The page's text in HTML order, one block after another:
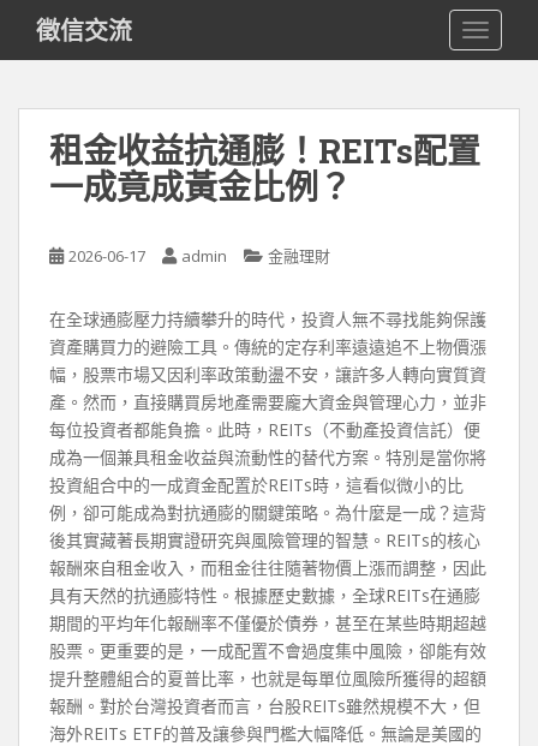
i
徵信交流
租金收益抗通膨！REITs配置
一成竟成黃金比例？
2026-06-17 admin 金融理財
在全球通膨壓力持續攀升的時代，投資人無不尋找能夠保護
資產購買力的避險工具。傳統的定存利率遠遠追不上物價漲
幅，股票市場又因利率政策動盪不安，讓許多人轉向實質資
產。然而，直接購買房地產需要龐大資金與管理心力，並非
每位投資者都能負擔。此時，REITs（不動產投資信託）便
成為一個兼具租金收益與流動性的替代方案。特別是當你將
投資組合中的一成資金配置於REITs時，這看似微小的比
例，卻可能成為對抗通膨的關鍵策略。為什麼是一成？這背
後其實藏著長期實證研究與風險管理的智慧。REITs的核心
報酬來自租金收入，而租金往往隨著物價上漲而調整，因此
具有天然的抗通膨特性。根據歷史數據，全球REITs在通膨
期間的平均年化報酬率不僅優於債券，甚至在某些時期超越
股票。更重要的是，一成配置不會過度集中風險，卻能有效
提升整體組合的夏普比率，也就是每單位風險所獲得的超額
報酬。對於台灣投資者而言，台股REITs雖然規模不大，但
海外REITs ETF的普及讓參與門檻大幅降低。無論是美國的